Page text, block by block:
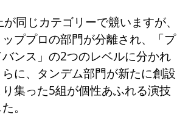
同じカテゴリーで競いますが、
ププロの部門が分離され、「プ
ンス」の2つのレベルに分かれ
に、タンデム部門が新たに創設
集った5組が個性あふれる演技
。